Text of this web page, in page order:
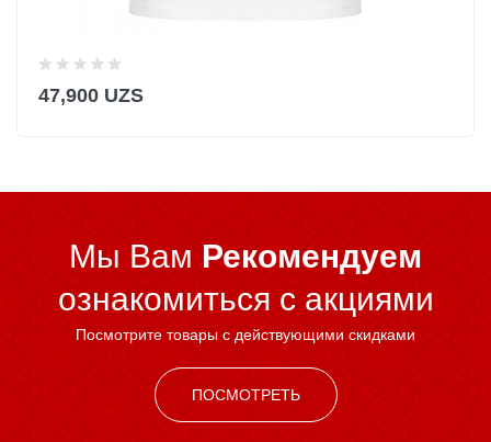
47,900 UZS
Мы Вам Рекомендуем
ознакомиться c акциями
Посмотрите товары с действующими скидками
ПОСМОТРЕТЬ